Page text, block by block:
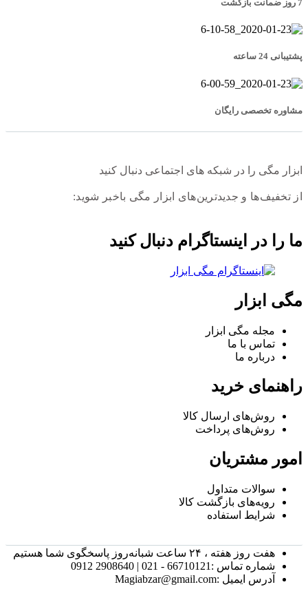
7 روز ضمانت بازگشت
پشتیبانی 24 ساعته
مشاوره تخصصی رایگان
ابزار مگی را در شبکه های اجتماعی دنبال کنید
از تخفیف‌ها و جدیدترین‌های ابزار مگی باخبر شوید:
ما را در اینستاگرام دنبال کنید
مگی ابزار
مجله مگی ابزار
تماس با ما
درباره ما
راهنمای خرید
روش‌های ارسال کالا
روش‌های پرداخت
امور مشتریان
سوالات متداول
رویه‌های بازگشت کالا
شرایط استفاده
هفت روز هفته ، ۲۴ ساعت شبانه‌روز پاسخگوی شما هستیم
شماره تماس :66710121 - 021 | 2908640 0912
آدرس ایمیل :Magiabzar@gmail.com